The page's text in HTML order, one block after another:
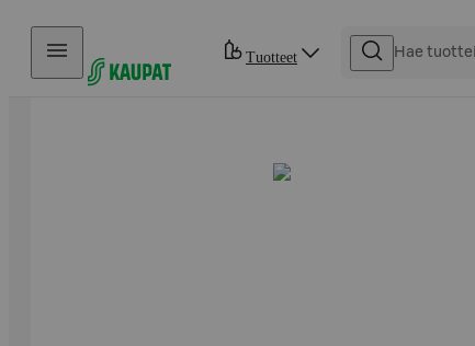
Hyppää sisältöön
Tuotteet